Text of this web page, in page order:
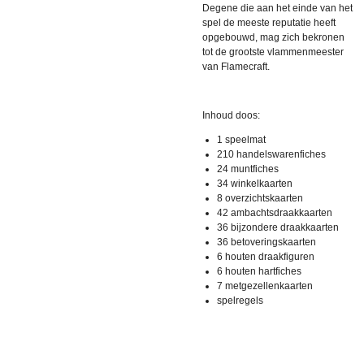
Degene die aan het einde van het
spel de meeste reputatie heeft
opgebouwd, mag zich bekronen
tot de grootste vlammenmeester
van Flamecraft.
Inhoud doos:
1 speelmat
210 handelswarenfiches
24 muntfiches
34 winkelkaarten
8 overzichtskaarten
42 ambachtsdraakkaarten
36 bijzondere draakkaarten
36 betoveringskaarten
6 houten draakfiguren
6 houten hartfiches
7 metgezellenkaarten
spelregels